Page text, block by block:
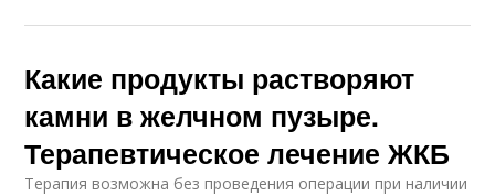
Какие продукты растворяют
камни в желчном пузыре.
Терапевтическое лечение ЖКБ
Терапия возможна без проведения операции при наличии